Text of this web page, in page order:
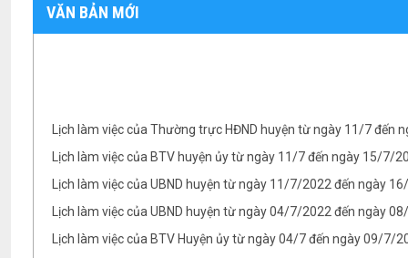
VĂN BẢN MỚI
Lịch làm việc của BTV huyện ủy từ ngày 11/7 đến ngày 15/7/
Lịch làm việc của UBND huyện từ ngày 11/7/2022 đến ngày
Lịch làm việc của UBND huyện từ ngày 04/7/2022 đến ngày
Lịch làm việc của BTV Huyện ủy từ ngày 04/7 đến ngày 09/7/
Lịch làm việc của UBND huyện từ ngày 25/6/2022 đến ngày